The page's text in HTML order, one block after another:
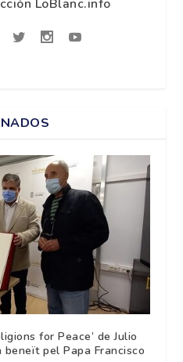
LoBlanc.info
for Peace’ de Julio
pel Papa Francisco